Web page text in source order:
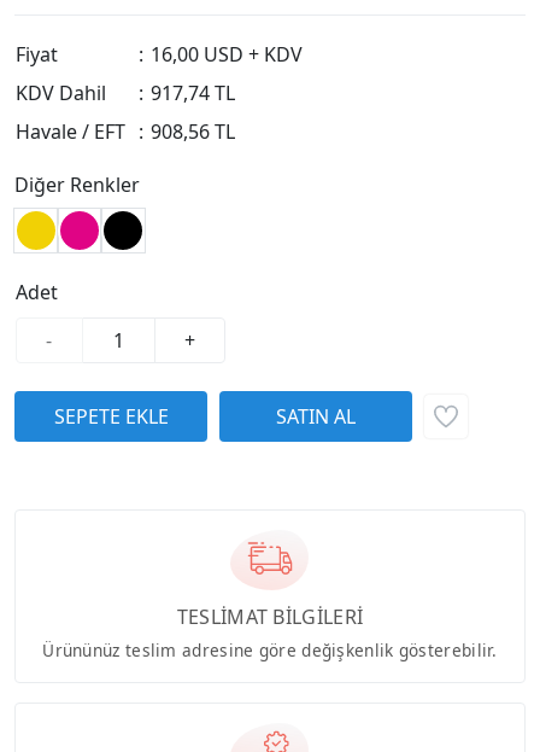
Fiyat : 16,00 USD + KDV
KDV Dahil
: 917,74 TL
Havale / EFT : 908,56 TL
Diğer Renkler
Adet
-
+
TESLİMAT BİLGİLERİ
Ürününüz teslim adresine göre değişkenlik gösterebilir.